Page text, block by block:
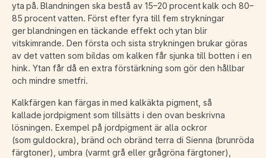
yta på. Blandningen ska bestå av 15–20 procent kalk och 80–
85 procent vatten. Först efter fyra till fem strykningar
ger blandningen en täckande effekt och ytan blir
vitskimrande. Den första och sista strykningen brukar göras
av det vatten som bildas om kalken får sjunka till botten i en
hink. Ytan får då en extra förstärkning som gör den hållbar
och mindre smetfri.
Kalkfärgen kan färgas in med kalkäkta pigment, så
kallade jordpigment som tillsätts i den ovan beskrivna
lösningen. Exempel på jordpigment är alla ockror
(som guldockra), bränd och obränd terra di Sienna (brunröda
färgtoner), umbra (varmt grå eller grågröna färgtoner),